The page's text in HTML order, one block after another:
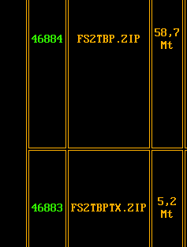
46884 FS2TBP.ZIP
58,7
Mt
46883 FS2TBPTX.ZIP
5,2
Mt